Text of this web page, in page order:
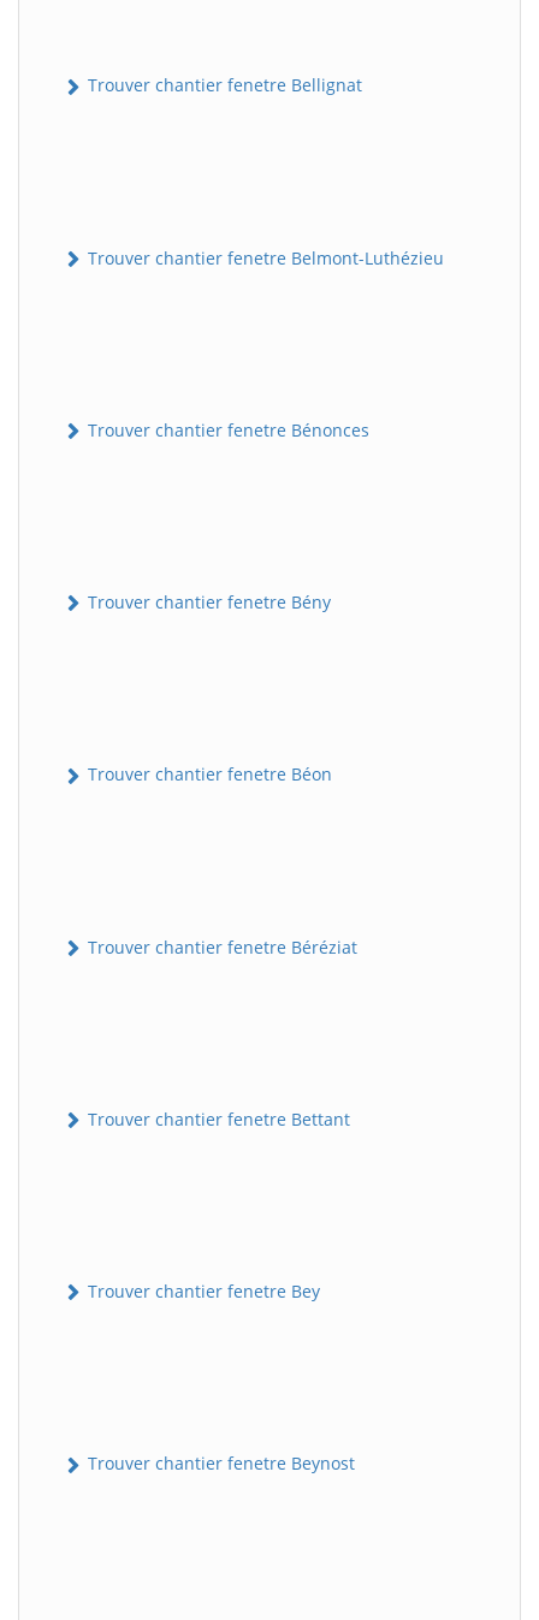
Trouver chantier fenetre Bellignat
Trouver chantier fenetre Belmont-Luthézieu
Trouver chantier fenetre Bénonces
Trouver chantier fenetre Bény
Trouver chantier fenetre Béon
Trouver chantier fenetre Béréziat
Trouver chantier fenetre Bettant
Trouver chantier fenetre Bey
Trouver chantier fenetre Beynost